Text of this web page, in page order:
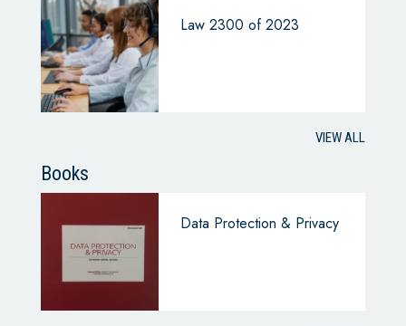
Law 2300 of 2023
VIEW ALL
Books
Data Protection & Privacy